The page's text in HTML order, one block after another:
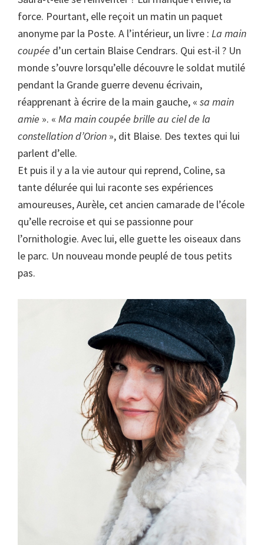
force. Pourtant, elle reçoit un matin un paquet
anonyme par la Poste. A l’intérieur, un livre : La main
coupée d’un certain Blaise Cendrars. Qui est-il ? Un
monde s’ouvre lorsqu’elle découvre le soldat mutilé
pendant la Grande guerre devenu écrivain,
réapprenant à écrire de la main gauche, « sa main
amie ». « Ma main coupée brille au ciel de la
constellation d’Orion », dit Blaise. Des textes qui lui
parlent d’elle.
Et puis il y a la vie autour qui reprend, Coline, sa
tante délurée qui lui raconte ses expériences
amoureuses, Aurèle, cet ancien camarade de l’école
qu’elle recroise et qui se passionne pour
l’ornithologie. Avec lui, elle guette les oiseaux dans
le parc. Un nouveau monde peuplé de tous petits
pas.